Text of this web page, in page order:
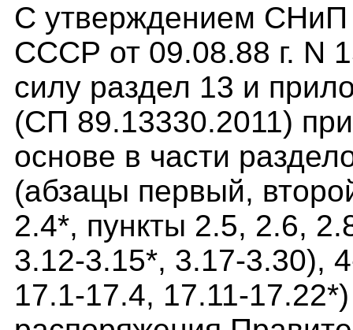
С утверждением СНиП
СССР от 09.08.88 г. N
силу раздел 13 и
(СП 89.13330.2011)
основе в части
(абзацы первый,
2.4*, пункты 2.5, 2.6,
3.12-3.15*, 3.17-3.30),
17.1-17.4, 17.11-